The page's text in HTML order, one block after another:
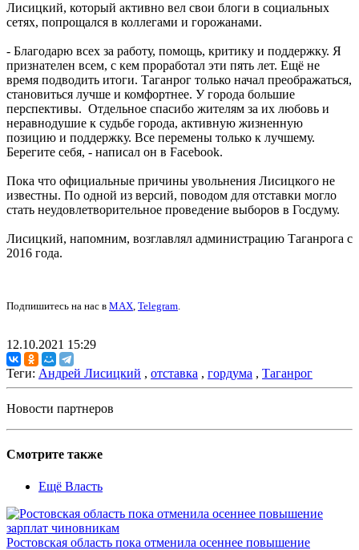
Лисицкий, который активно вел свои блоги в социальных
сетях, попрощался в коллегами и горожанами.
- Благодарю всех за работу, помощь, критику и поддержку. Я
признателен всем, с кем проработал эти пять лет. Ещё не
время подводить итоги. Таганрог только начал преображаться,
становиться лучше и комфортнее. У города большие
перспективы. Отдельное спасибо жителям за их любовь и
неравнодушие к судьбе города, активную жизненную
позицию и поддержку. Все перемены только к лучшему.
Берегите себя, - написал он в Facebook.
Пока что официальные причины увольнения Лисицкого не
известны. По одной из версий, поводом для отставки могло
стать неудовлетворительное проведение выборов в Госдуму.
Лисицкий, напомним, возглавлял администрацию Таганрога с
2016 года.
Подпишитесь на нас в MAX, Telegram.
12.10.2021 15:29
Теги: Андрей Лисицкий , отставка , гордума , Таганрог
Новости партнеров
Смотрите также
Ещё Власть
Ростовская область пока отменила осеннее повышение